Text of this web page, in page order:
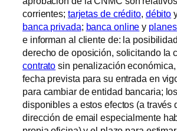
corrientes; tarjetas de crédito, débito
banca privada; banca online y
e informan al cliente de: la
derecho de oposición, solicitando la
contrato sin penalización
fecha prevista para su entrada en
para cambiar de entidad bancaria;
disponibles a estos efectos (a través
dirección de email especialmente